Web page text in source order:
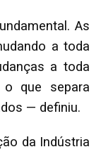
As
a toda
a toda
o que separa
— definiu.
da Indústria